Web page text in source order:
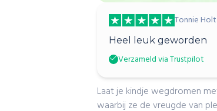
Tonnie Holt
Heel leuk geworden
Verzameld via Trustpilot
Laat je kindje wegdromen
waarbij ze de vreugde van